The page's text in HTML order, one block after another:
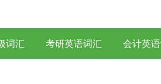
词汇 考研英语词汇 会计英